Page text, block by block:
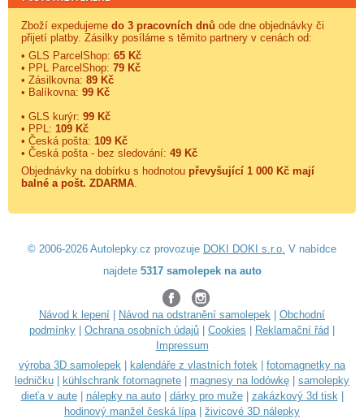
Zboží expedujeme do 3 pracovních dnů ode dne objednávky či
přijetí platby. Zásilky posíláme s těmito partnery v cenách od:
• GLS ParcelShop: 65 Kč
• PPL ParcelShop: 79 Kč
• Zásilkovna: 89 Kč
• Balíkovna: 99 Kč
• GLS kurýr: 99 Kč
• PPL: 109 Kč
• Česká pošta: 109 Kč
• Česká pošta - bez sledování: 49 Kč
Objednávky na dobírku s hodnotou převyšující 1 000 Kč mají
balné a pošt. ZDARMA
© 2006-2026 Autolepky.cz provozuje DOKI DOKI s.r.o. V nabídce
najdete 5317 samolepek na auto
Návod k lepení Návod na odstranění samolepek
Obchodní
podmínky
Ochrana osobních údajů Cookies Reklamační řád
Impressum
výroba 3D samolepek
kalendáře z vlastních fotek
fotomagnetky na
ledničku
kühlschrank fotomagnete magnesy na lodówkę
samolepky
dieťa v aute| nálepky na auto| dárky pro muže| zakázkový 3d tisk|
hodinový manžel česká lípa| živicové 3D nálepky